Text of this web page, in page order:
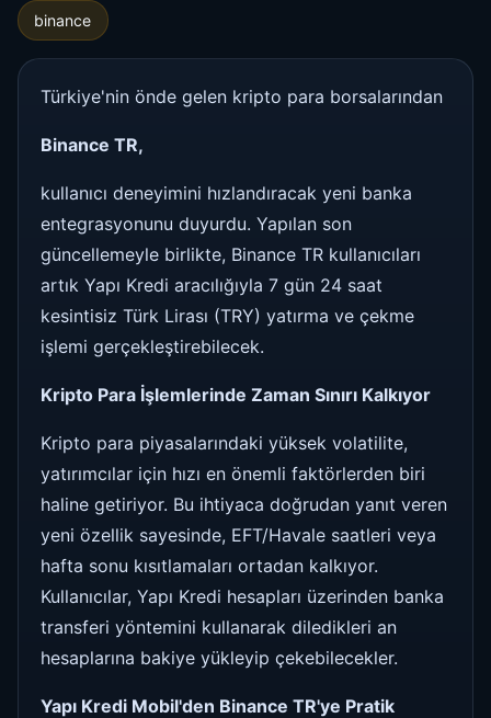
binance
Türkiye'nin önde gelen kripto para borsalarından
Binance TR,
kullanıcı deneyimini hızlandıracak yeni banka
entegrasyonunu duyurdu. Yapılan son
güncellemeyle birlikte, Binance TR kullanıcıları
artık Yapı Kredi aracılığıyla 7 gün 24 saat
kesintisiz Türk Lirası (TRY) yatırma ve çekme
işlemi gerçekleştirebilecek.
Kripto Para İşlemlerinde Zaman Sınırı Kalkıyor
Kripto para piyasalarındaki yüksek volatilite,
yatırımcılar için hızı en önemli faktörlerden biri
haline getiriyor. Bu ihtiyaca doğrudan yanıt veren
yeni özellik sayesinde, EFT/Havale saatleri veya
hafta sonu kısıtlamaları ortadan kalkıyor.
Kullanıcılar, Yapı Kredi hesapları üzerinden banka
transferi yöntemini kullanarak diledikleri an
hesaplarına bakiye yükleyip çekebilecekler.
Yapı Kredi Mobil'den Binance TR'ye Pratik